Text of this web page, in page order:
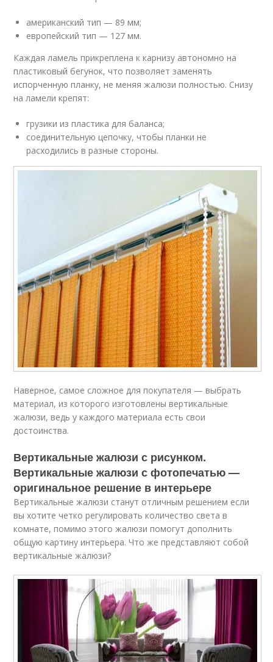
американский тип — 89 мм;
европейский тип — 127 мм.
Каждая ламель прикреплена к карнизу автономно на
пластиковый бегунок, что позволяет заменять
испорченную планку, не меняя жалюзи полностью. Снизу
на ламели крепят:
грузики из пластика для баланса;
соединительную цепочку, чтобы планки не
расходились в разные стороны.
Наверное, самое сложное для покупателя — выбрать
материал, из которого изготовлены вертикальные
жалюзи, ведь у каждого материала есть свои
достоинства.
Вертикальные жалюзи с рисунком.
Вертикальные жалюзи с фотопечатью —
оригинальное решение в интерьере
Вертикальные жалюзи станут отличным решением если
вы хотите четко регулировать количество света в
комнате, помимо этого жалюзи помогут дополнить
общую картину интерьера. Что же представляют собой
вертикальные жалюзи?